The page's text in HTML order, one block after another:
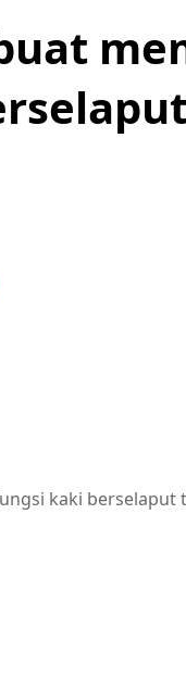
kaki berselaput